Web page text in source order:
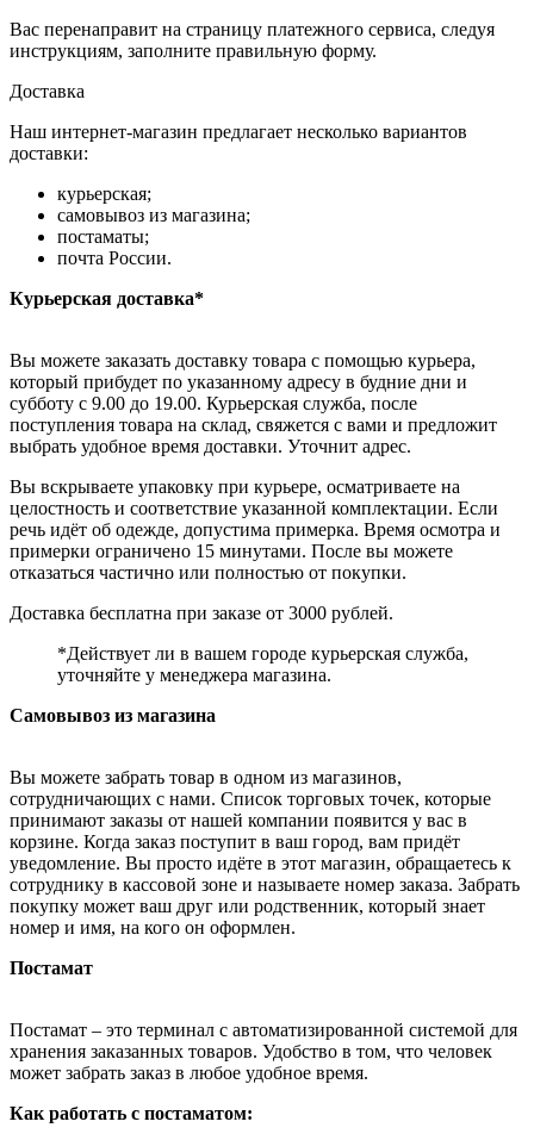
Вас перенаправит на страницу платежного сервиса, следуя
инструкциям, заполните правильную форму.
Доставка
Наш интернет-магазин предлагает несколько вариантов
доставки:
курьерская;
самовывоз из магазина;
постаматы;
почта России.
Курьерская доставка*
Вы можете заказать доставку товара с помощью курьера,
который прибудет по указанному адресу в будние дни и
субботу с 9.00 до 19.00. Курьерская служба, после
поступления товара на склад, свяжется с вами и предложит
выбрать удобное время доставки. Уточнит адрес.
Вы вскрываете упаковку при курьере, осматриваете на
целостность и соответствие указанной комплектации. Если
речь идёт об одежде, допустима примерка. Время осмотра и
примерки ограничено 15 минутами. После вы можете
отказаться частично или полностью от покупки.
Доставка бесплатна при заказе от 3000 рублей.
*Действует ли в вашем городе курьерская служба,
уточняйте у менеджера магазина.
Самовывоз из магазина
Вы можете забрать товар в одном из магазинов,
сотрудничающих с нами. Список торговых точек, которые
принимают заказы от нашей компании появится у вас в
корзине. Когда заказ поступит в ваш город, вам придёт
уведомление. Вы просто идёте в этот магазин, обращаетесь к
сотруднику в кассовой зоне и называете номер заказа. Забрать
покупку может ваш друг или родственник, который знает
номер и имя, на кого он оформлен.
Постамат
Постамат – это терминал с автоматизированной системой для
хранения заказанных товаров. Удобство в том, что человек
может забрать заказ в любое удобное время.
Как работать с постаматом: